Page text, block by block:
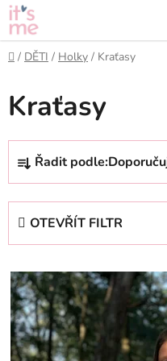
Přejít
na
obsah
Domů
/ DĚTI / Holky / Kraťasy
Kraťasy
Ř
z
p
r
o
d
Řadit podle:
OTEVŘÍT FILTR
V
ý
p
i